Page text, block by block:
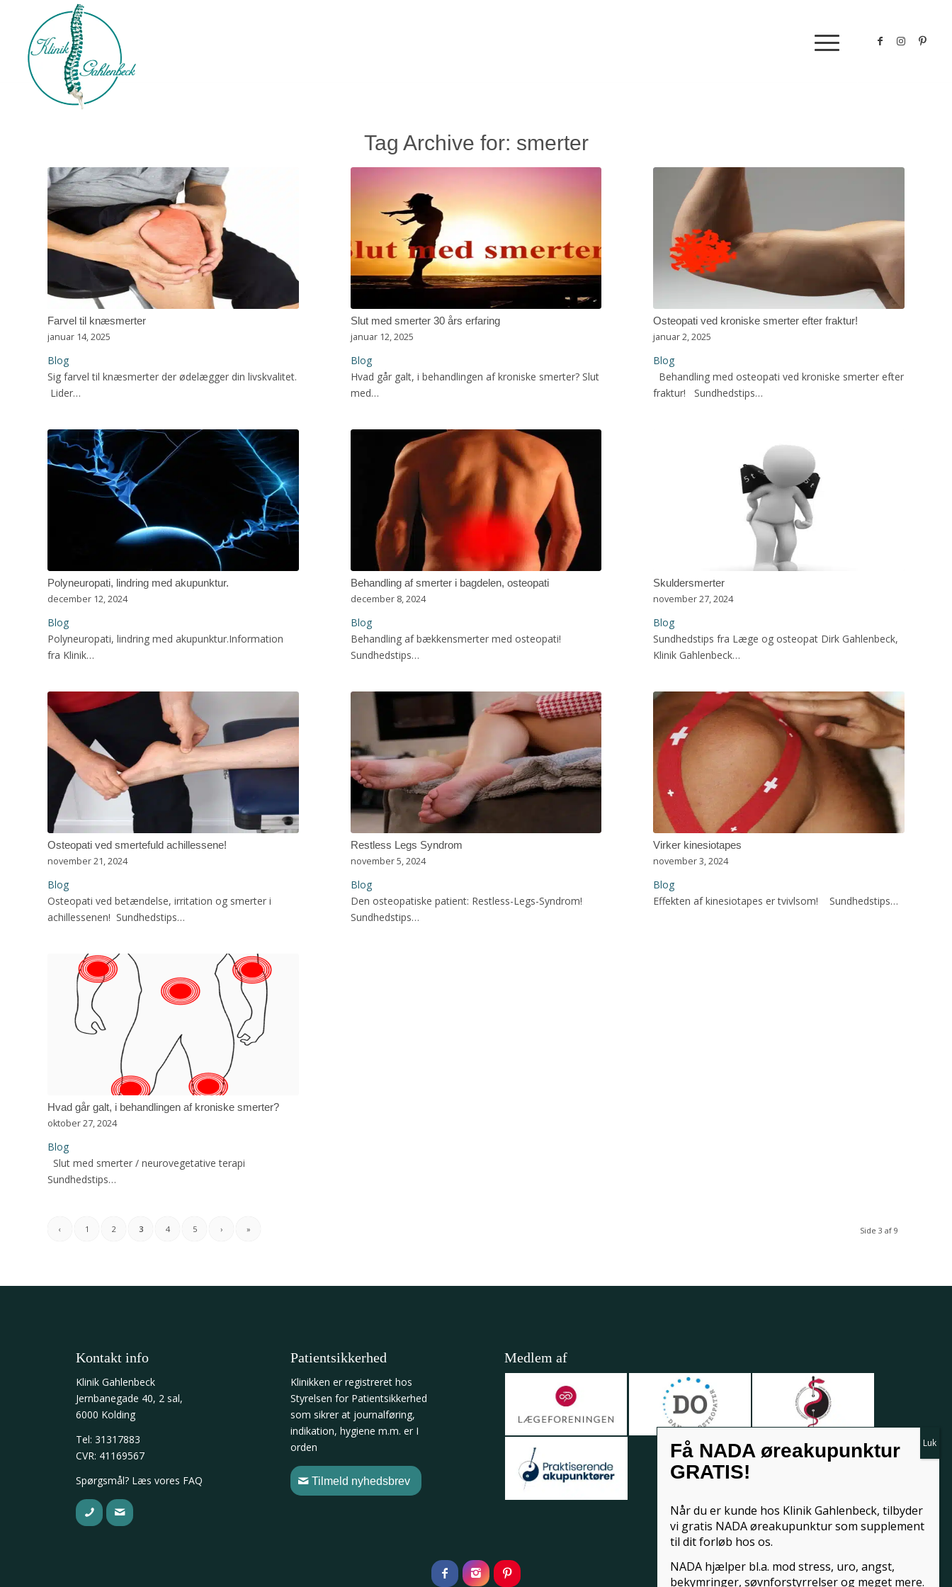
Tag Archive for: smerter
Farvel til knæsmerter
januar 14, 2025
Blog
Sig farvel til knæsmerter der ødelægger din livskvalitet.
Lider…
Slut med smerter 30 års erfaring
januar 12, 2025
Blog
Hvad går galt, i behandlingen af kroniske smerter? Slut
med…
Osteopati ved kroniske smerter efter fraktur!
januar 2, 2025
Blog
Behandling med osteopati ved kroniske smerter efter
fraktur! Sundhedstips…
Polyneuropati, lindring med akupunktur.
december 12, 2024
Blog
Polyneuropati, lindring med akupunktur.Information
fra Klinik…
Behandling af smerter i bagdelen, osteopati
december 8, 2024
Blog
Behandling af bækkensmerter med osteopati!
Sundhedstips…
Skuldersmerter
november 27, 2024
Blog
Sundhedstips fra Læge og osteopat Dirk Gahlenbeck,
Klinik Gahlenbeck…
Osteopati ved smertefuld achillessene!
november 21, 2024
Blog
Osteopati ved betændelse, irritation og smerter i
achillessenen! Sundhedstips…
Restless Legs Syndrom
november 5, 2024
Blog
Den osteopatiske patient: Restless-Legs-Syndrom!
Sundhedstips…
Virker kinesiotapes
november 3, 2024
Blog
Effekten af kinesiotapes er tvivlsom! Sundhedstips…
Hvad går galt, i behandlingen af kroniske smerter?
oktober 27, 2024
Blog
Slut med smerter / neurovegetative terapi
Sundhedstips…
Side 3 af 9
‹ 1 2 3 4 5 › »
Kontakt info
Klinik Gahlenbeck
Jernbanegade 40, 2 sal,
6000 Kolding
Tel: 31317883
CVR: 41169567
Spørgsmål? Læs vores FAQ
Patientsikkerhed
Klinikken er registreret hos
Styrelsen for Patientsikkerhed
som sikrer at journalføring,
indikation, hygiene m.m. er I
orden
Tilmeld nyhedsbrev
Medlem af
Få NADA øreakupunktur
GRATIS!
Når du er kunde hos Klinik Gahlenbeck, tilbyder
vi gratis NADA øreakupunktur som supplement
til dit forløb hos os.
NADA hjælper bl.a. mod stress, uro, angst,
bekymringer, søvnforstyrrelser og meget mere.